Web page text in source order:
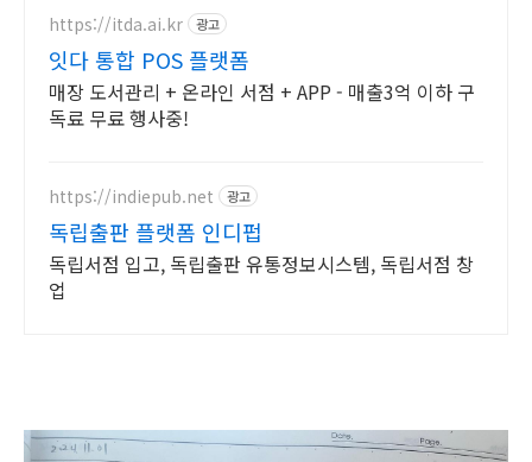
https://itda.ai.kr 광고
잇다 통합 POS 플랫폼
매장 도서관리 + 온라인 서점 + APP - 매출3억 이하 구
독료 무료 행사중!
https://indiepub.net 광고
독립출판 플랫폼 인디펍
독립서점 입고, 독립출판 유통정보시스템, 독립서점 창
업